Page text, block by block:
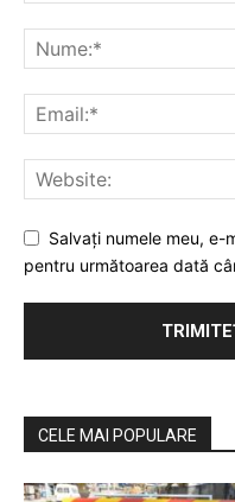
Salvaţi numele meu, e-
pentru următoarea dată
CELE MAI POPULARE